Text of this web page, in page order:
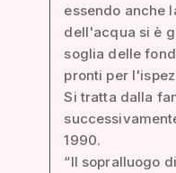
essendo anche
dell'acqua si è
soglia delle
pronti per
Si tratta dalla
1990.
“Il sopralluogo